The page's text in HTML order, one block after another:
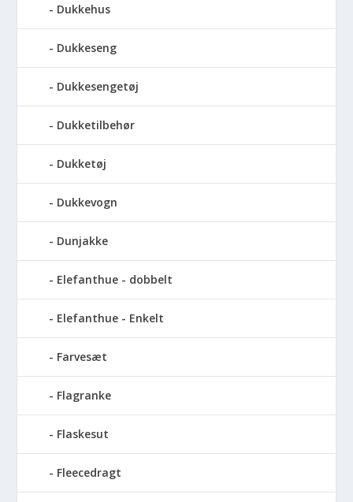
Dukkehus
Dukkeseng
Dukkesengetøj
Dukketilbehør
Dukketøj
Dukkevogn
Dunjakke
Elefanthue - dobbelt
Elefanthue - Enkelt
Farvesæt
Flagranke
Flaskesut
Fleecedragt